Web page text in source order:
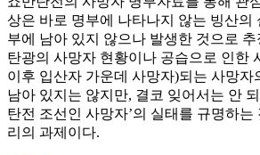
상은 바로 명부에 나타나지 않는 빙산의
부에 남아 있지 않으나 발생한 것으로
탄광의 사망자 현황이나 공습으로 인한
이후 입산자 가운데 사망자)되는 사망자
남아 있지는 않지만, 결코 잊어서는 안
탄전 조선인 사망자’의 실태를 규명하는
리의 과제이다.